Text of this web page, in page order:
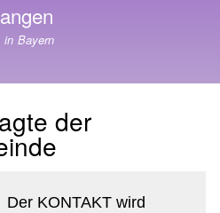
in Bayern
der
Der KONTAKT wird